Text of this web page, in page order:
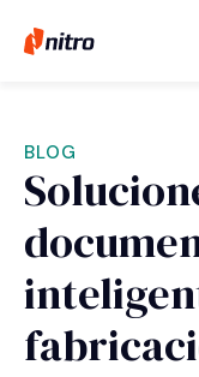
BLOG